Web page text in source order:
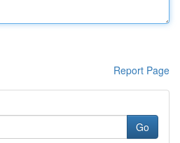
Report Page
Go